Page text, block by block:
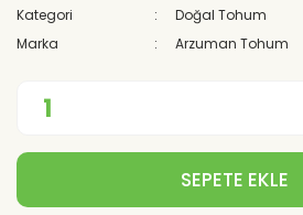
Kategori
Doğal Tohum
Marka
Arzuman Tohum
SEPETE EKLE